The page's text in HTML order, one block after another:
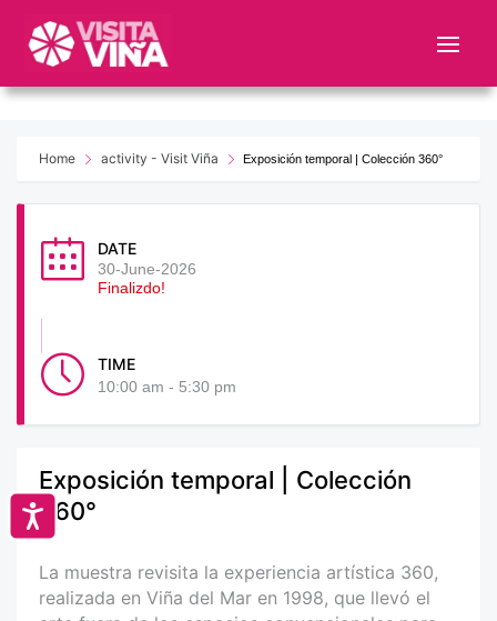
este
web
sistema
Accesibilidad
Home activity - Visit Viña Exposición temporal | Colección 360°
DATE
30-June-2026
Finalizdo!
TIME
10:00 am - 5:30 pm
Exposición temporal | Colección
360°
La muestra revisita la experiencia artística 360,
realizada en Viña del Mar en 1998, que llevó el